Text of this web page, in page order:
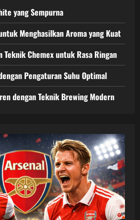
yang Sempurna
Menghasilkan Aroma yang Kuat
Teknik Chemex untuk Rasa Ringan
Pengaturan Suhu Optimal
dengan Teknik Brewing Modern